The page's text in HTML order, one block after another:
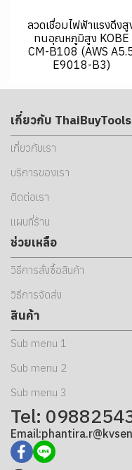
ลวดเชื่อมไฟฟ้าแรงดึงสู
ทนอุณหภูมิสูง KOBE
CM-B108 (AWS
E9018-B3)
เกี่ยวกับ ThaiBuyTools
เกี่ยวกับเรา
บริการของเรา
ติดต่อเรา
แผนที่ร้าน
ช่วยเหลือ
วิธีการสั่งซื้อสินค้า
วิธีการจัดส่ง
สินค้า
Sub menu 1
Sub menu 2
Sub menu 3
Tel: